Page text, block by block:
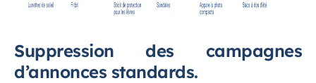
Suppression des campagnes
d’annonces standards.